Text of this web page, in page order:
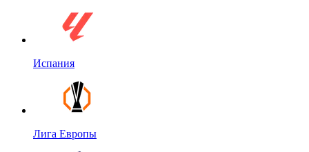
Испания
Лига Европы